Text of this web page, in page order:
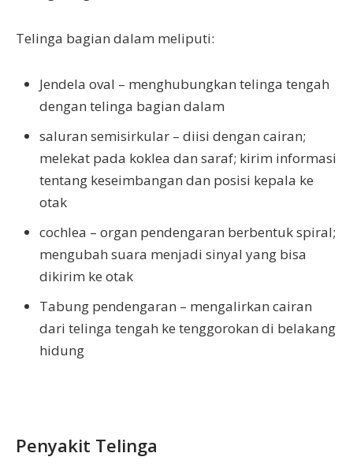
Telinga bagian dalam meliputi:
Jendela oval – menghubungkan telinga tengah
dengan telinga bagian dalam
saluran semisirkular – diisi dengan cairan;
melekat pada koklea dan saraf; kirim informasi
tentang keseimbangan dan posisi kepala ke
otak
cochlea – organ pendengaran berbentuk spiral;
mengubah suara menjadi sinyal yang bisa
dikirim ke otak
Tabung pendengaran – mengalirkan cairan
dari telinga tengah ke tenggorokan di belakang
hidung
Penyakit Telinga